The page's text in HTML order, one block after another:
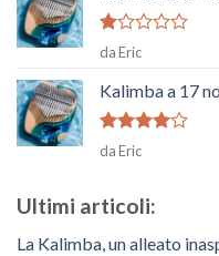
Voto
su
5
da Eric
Kalimba a 17
Voto
da Eric
Ultimi articoli:
La Kalimba, un alleato